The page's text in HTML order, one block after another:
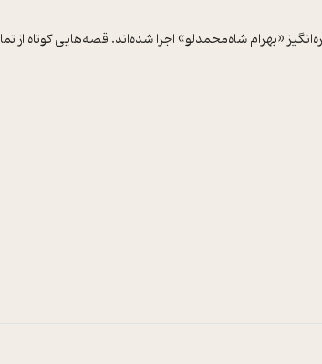
«بهرام شاه‌محمدلو» اجرا شده‌اند. قصه‌هایی کوتاه از